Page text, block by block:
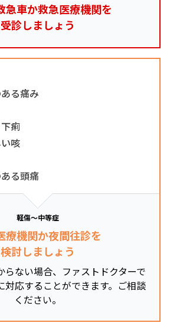
急車か救急医療機関を
受診しましょう
る痛み
痢
咳
る頭痛
軽傷～中等症
療機関か夜間往診を
検討しましょう
らない場合、ファストドクターで
対応することができます。ご相談
ください。